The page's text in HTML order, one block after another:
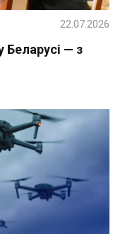
— з
22.07.2026